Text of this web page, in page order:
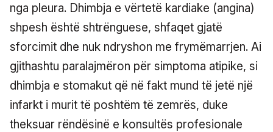
nga pleura. Dhimbja e vërtetë kardiake (angina)
shpesh është shtrënguese, shfaqet gjatë
sforcimit dhe nuk ndryshon me frymëmarrjen. Ai
gjithashtu paralajmëron për simptoma atipike, si
dhimbja e stomakut që në fakt mund të jetë një
infarkt i murit të poshtëm të zemrës, duke
theksuar rëndësinë e konsultës profesionale